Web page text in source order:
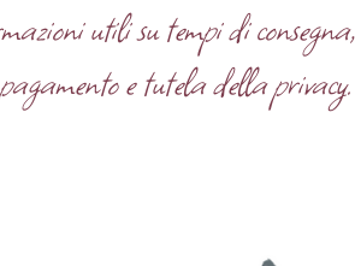
utili su tempi di consegna,
e tutela della privacy.